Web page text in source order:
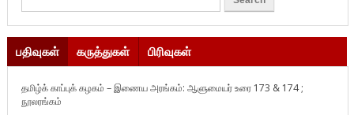
பதிவுகள் கருத்துகள் பிரிவுகள்
தமிழ்க் காப்புக் கழகம் – இணைய அரங்கம்: ஆளுமையர் உரை 173 & 174 ;
நூலரங்கம்